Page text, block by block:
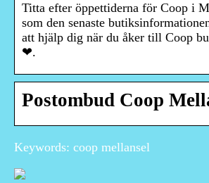
Titta efter öppettiderna för Coop i
som den senaste
att hjälp dig när du åker till Coop
❤.
Postombud Coop
Keywords: coop mellansel